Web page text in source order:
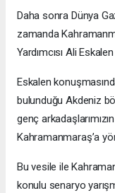
Daha sonra Dünya
zamanda
Yardımcısı Ali
Eskalen
bulunduğu Akdeniz
genç
Kahramanmaraş’a
Bu vesile ile
konulu senaryo